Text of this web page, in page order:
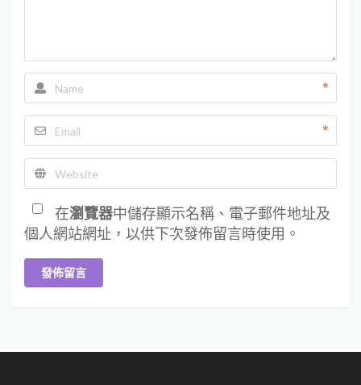
*
*
在瀏覽器中儲存顯示名稱、電子郵件地址及
個人網站網址，以供下次發佈留言時使用。
發佈留言